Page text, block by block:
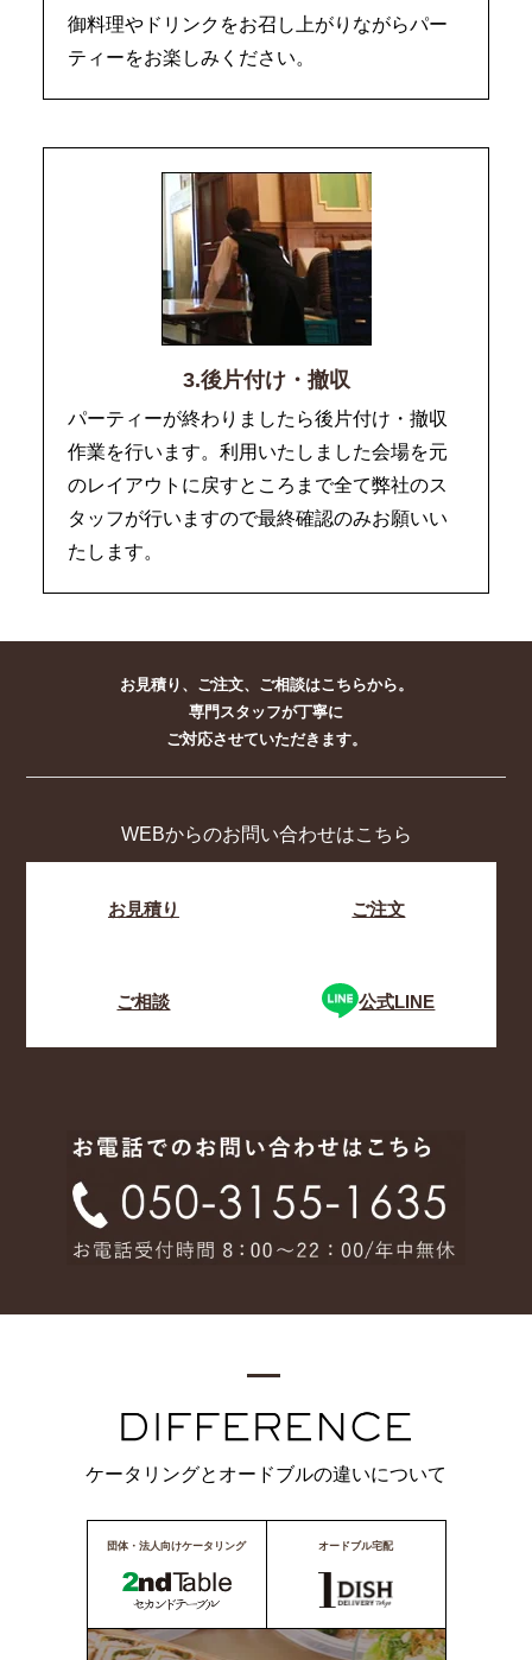
御料理やドリンクをお召し上がりながらパー
ティーをお楽しみください。
3.後片付け・撤収
パーティーが終わりましたら後片付け・撤収
作業を行います。利用いたしました会場を元
のレイアウトに戻すところまで全て弊社のス
タッフが行いますので最終確認のみお願いい
たします。
お見積り、ご注文、ご相談はこちらから。
専門スタッフが丁寧に
ご対応させていただきます。
WEBからのお問い合わせはこちら
お見積り ご注文
ご相談 公式LINE
ケータリングとオードブルの違いについて
団体・法人向けケータリング オードブル宅配